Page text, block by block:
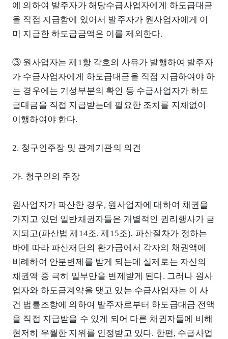
에 의하여 발주자가 해당수급사업자에게 하도급대금
을 직접 지급함에 있어서 발주자가 원사업자에게 이
미 지급한 하도급금액은 이를 제외한다.
③ 원사업자는 제1항 각호의 사유가 발행하여 발주자
가 수급사업자에게 하도급대금을 직접 지급하여야 하
는 경우에는 기성부분의 확인 등 수급사업자가 하도
급대금을 직접 지급받는데 필요한 조치를 지체없이
이행하여야 한다.
2. 청구인주장 및 관계기관의 의견
가. 청구인의 주장
원사업자가 파산한 경우, 원사업자에 대하여 채권을
가지고 있던 일반채권자들은 개별적인 권리행사가 금
지되고(파산법 제14조, 제15조), 파산절차가 정하는
바에 따라 파산재단의 환가금에서 각자의 채권액에
비례하여 안분변제를 받게 되는데 실제로는 자신의
채권액 중 극히 일부만을 변제받게 된다. 그러나 원사
업자와 하도급계약을 맺고 있는 수급사업자는 이 사
건 법률조항에 의하여 발주자로부터 하도급대금 전액
을 직접 지급받을 수 있게 되어 다른 채권자들에 비해
현저히 우월한 지위를 인정받고 있다. 한편, 수급사업